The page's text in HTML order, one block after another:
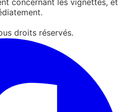
concernant les vignettes, et
droits réservés.